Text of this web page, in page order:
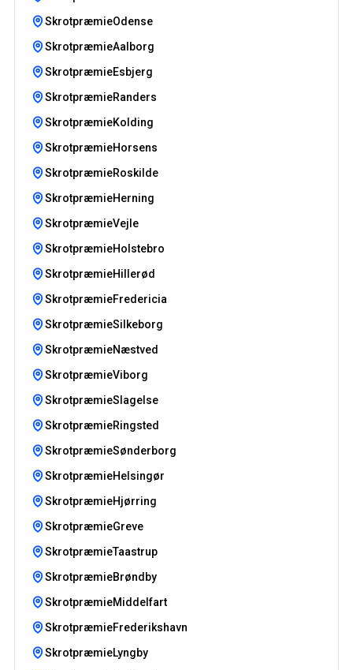
SkrotpræmieOdense
SkrotpræmieAalborg
SkrotpræmieEsbjerg
SkrotpræmieRanders
SkrotpræmieKolding
SkrotpræmieHorsens
SkrotpræmieRoskilde
SkrotpræmieHerning
SkrotpræmieVejle
SkrotpræmieHolstebro
SkrotpræmieHillerød
SkrotpræmieFredericia
SkrotpræmieSilkeborg
SkrotpræmieNæstved
SkrotpræmieViborg
SkrotpræmieSlagelse
SkrotpræmieRingsted
SkrotpræmieSønderborg
SkrotpræmieHelsingør
SkrotpræmieHjørring
SkrotpræmieGreve
SkrotpræmieTaastrup
SkrotpræmieBrøndby
SkrotpræmieMiddelfart
SkrotpræmieFrederikshavn
SkrotpræmieLyngby